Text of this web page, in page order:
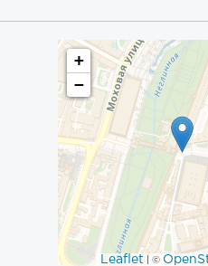
+
−
Leaflet | ©